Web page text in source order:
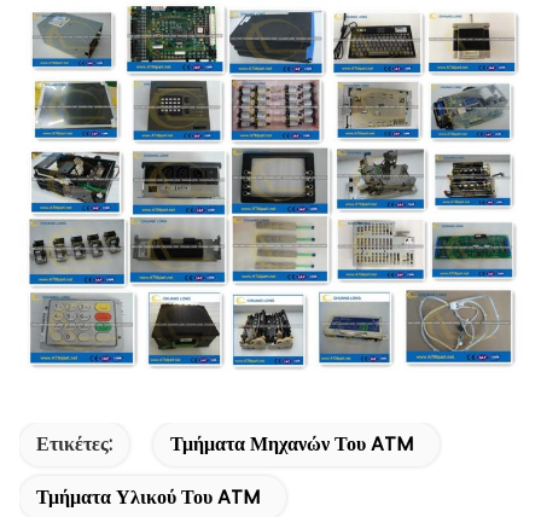
Ετικέτες:
Τμήματα Μηχανών Του ATM
Τμήματα Υλικού Του ATM